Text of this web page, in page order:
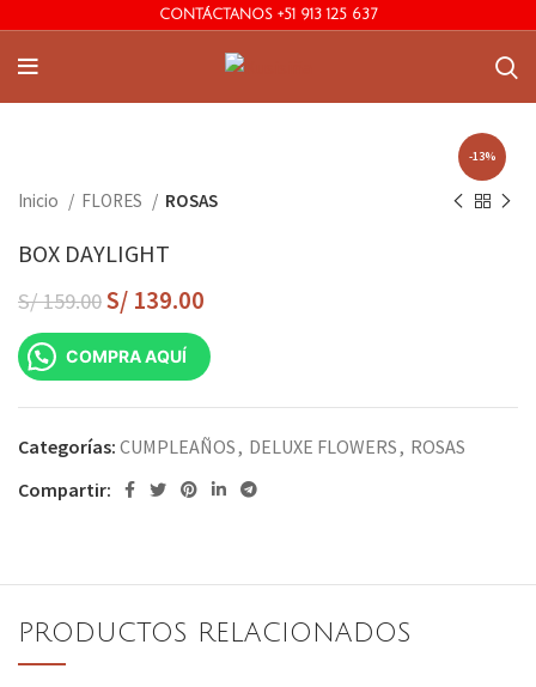
CONTÁCTANOS +51 913 125 637
-13%
Inicio FLORES ROSAS
BOX DAYLIGHT
S/159.00S/ 139.00
COMPRA AQUÍ
Categorías: CUMPLEAÑOS, DELUXE FLOWERS, ROSAS
Compartir:
PRODUCTOS RELACIONADOS